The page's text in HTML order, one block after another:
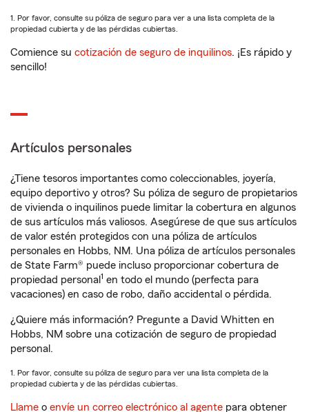
1. Por favor, consulte su póliza de seguro para ver a una lista completa de la
propiedad cubierta y de las pérdidas cubiertas.
Comience su cotización de seguro de inquilinos. ¡Es rápido y
sencillo!
Artículos personales
¿Tiene tesoros importantes como coleccionables, joyería,
equipo deportivo y otros? Su póliza de seguro de propietarios
de vivienda o inquilinos puede limitar la cobertura en algunos
de sus artículos más valiosos. Asegúrese de que sus artículos
de valor estén protegidos con una póliza de artículos
personales en Hobbs, NM. Una póliza de artículos personales
de State Farm® puede incluso proporcionar cobertura de
propiedad personal 1 en todo el mundo (perfecta para
vacaciones) en caso de robo, daño accidental o pérdida.
¿Quiere más información? Pregunte a David Whitten en
Hobbs, NM sobre una cotización de seguro de propiedad
personal.
1. Por favor, consulte su póliza de seguro para ver una lista completa de la
propiedad cubierta y de las pérdidas cubiertas.
Llame o envíe un correo electrónico al agente para obtener